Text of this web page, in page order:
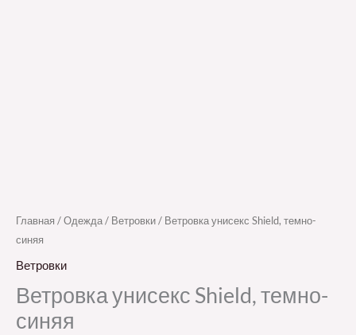
Главная /Одежда/ Ветровки/ Ветровка унисекс Shield, темно-
синяя
Ветровки
Ветровка унисекс Shield, темно-
синяя